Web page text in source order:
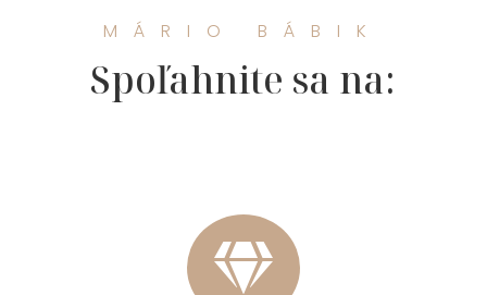
MÁRIO BÁBIK
Spoľahnite sa na:
